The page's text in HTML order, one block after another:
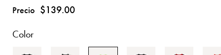
Precio $139.00
Color